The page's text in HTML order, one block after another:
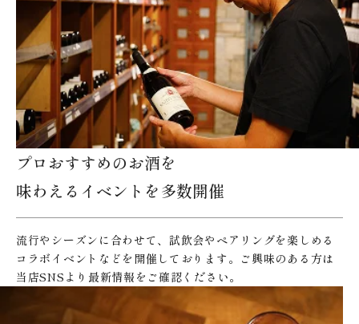
プロおすすめのお酒を
味わえるイベントを多数開催
流行やシーズンに合わせて、試飲会やペアリングを楽しめる
コラボイベントなどを開催しております。ご興味のある方は
当店SNSより最新情報をご確認ください。